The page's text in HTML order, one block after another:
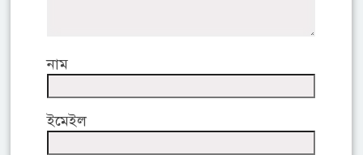
নাম
ইমেইল